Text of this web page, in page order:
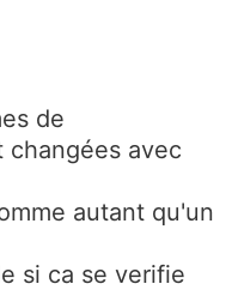
de
changées avec
autant qu'un
si ca se verifie